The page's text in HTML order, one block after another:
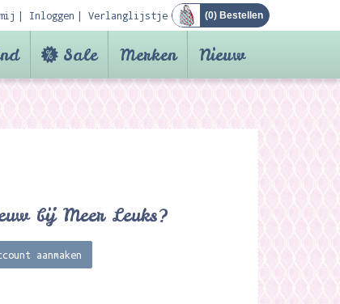
Inloggen Verlanglijstje (0) Bestellen
Sale Merken Nieuw
bij Meer Leuks?
aanmaken